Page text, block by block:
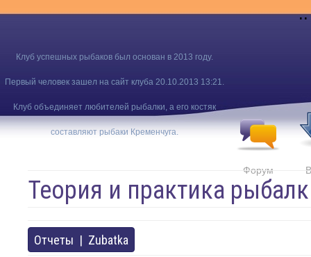
..
Клуб успешных рыбаков был основан в 2013 году.
Первый человек зашел на сайт клуба 20.10.2013 13:21.
Клуб объединяет любителей рыбалки, а его костяк
составляют рыбаки Кременчуга.
Форум
Теория и практика
Отчеты | Zubatka